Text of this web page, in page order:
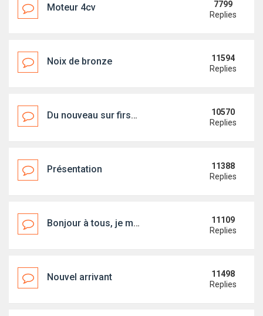
Moteur 4cv
7799
Replies
Noix de bronze
11594
Replies
Du nouveau sur first18.org !
10570
Replies
Présentation
11388
Replies
Bonjour à tous, je me prèsente
11109
Replies
Nouvel arrivant
11498
Replies